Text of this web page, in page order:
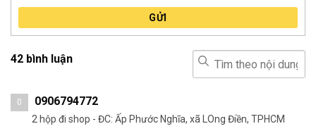
GỬI
42 bình luận
0 0906794772
2 hộp đi shop - ĐC: Ấp Phước Nghĩa, xã LOng Điền, TPHCM